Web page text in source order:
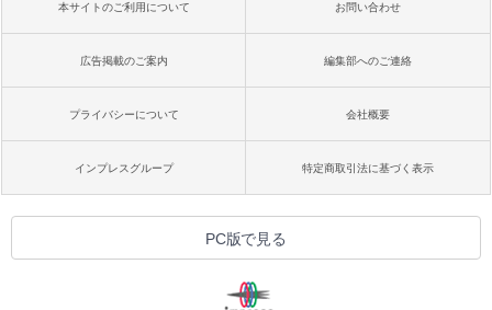
本サイトのご利用について お問い合わせ
広告掲載のご案内 編集部へのご連絡
プライバシーについて 会社概要
インプレスグループ 特定商取引法に基づく表示
PC版で見る